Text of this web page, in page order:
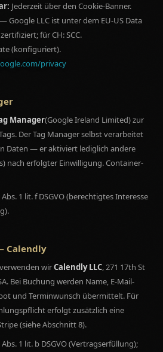
Jederzeit über den Cookie-Banner.
Google LLC ist unter dem EU-US Data
für CH: SCC.
(konfiguriert).
privacy
Manager(Google Ireland Limited) zur
Der Tag Manager selbst verarbeitet
Daten — er aktiviert lediglich andere
nach erfolgter Einwilligung. Container-
1 lit. f DSGVO (berechtigtes Interesse
Calendly
wirCalendly LLC, 271 17th St
Bei Buchung werden Name, E-Mail-
und Terminwunsch übermittelt. Für
erfolgt zusätzlich eine
(siehe Abschnitt 8).
1 lit. b DSGVO (Vertragserfüllung);